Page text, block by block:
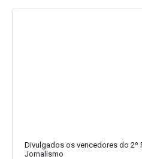
Divulgados os vencedores do 2º
Jornalismo